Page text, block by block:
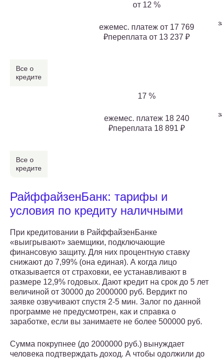
от 12 %
ежемес. платеж от 17 769
₽переплата от 13 237 ₽
Все о
кредите
17 %
ежемес. платеж 18 240
₽переплата 18 891 ₽
Все о
кредите
РайффайзенБанк: тарифы и
условия по кредиту наличными
При кредитовании в РайффайзенБанке
«выигрывают» заемщики, подключающие
финансовую защиту. Для них процентную ставку
снижают до 7,99% (она единая). А когда лицо
отказывается от страховки, ее устанавливают в
размере 12,9% годовых. Дают кредит на срок до 5 лет
величиной от 30000 до 2000000 руб. Вердикт по
заявке озвучивают спустя 2-5 мин. Залог по данной
программе не предусмотрен, как и справка о
заработке, если вы занимаете не более 500000 руб.
Сумма покрупнее (до 2000000 руб.) вынуждает
человека подтверждать доход. А чтобы одолжили до